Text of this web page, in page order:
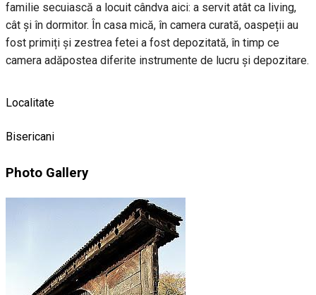
familie secuiască a locuit cândva aici: a servit atât ca living,
cât și în dormitor. În casa mică, în camera curată, oaspeții au
fost primiți și zestrea fetei a fost depozitată, în timp ce
camera adăpostea diferite instrumente de lucru și depozitare.
Localitate
Bisericani
Photo Gallery